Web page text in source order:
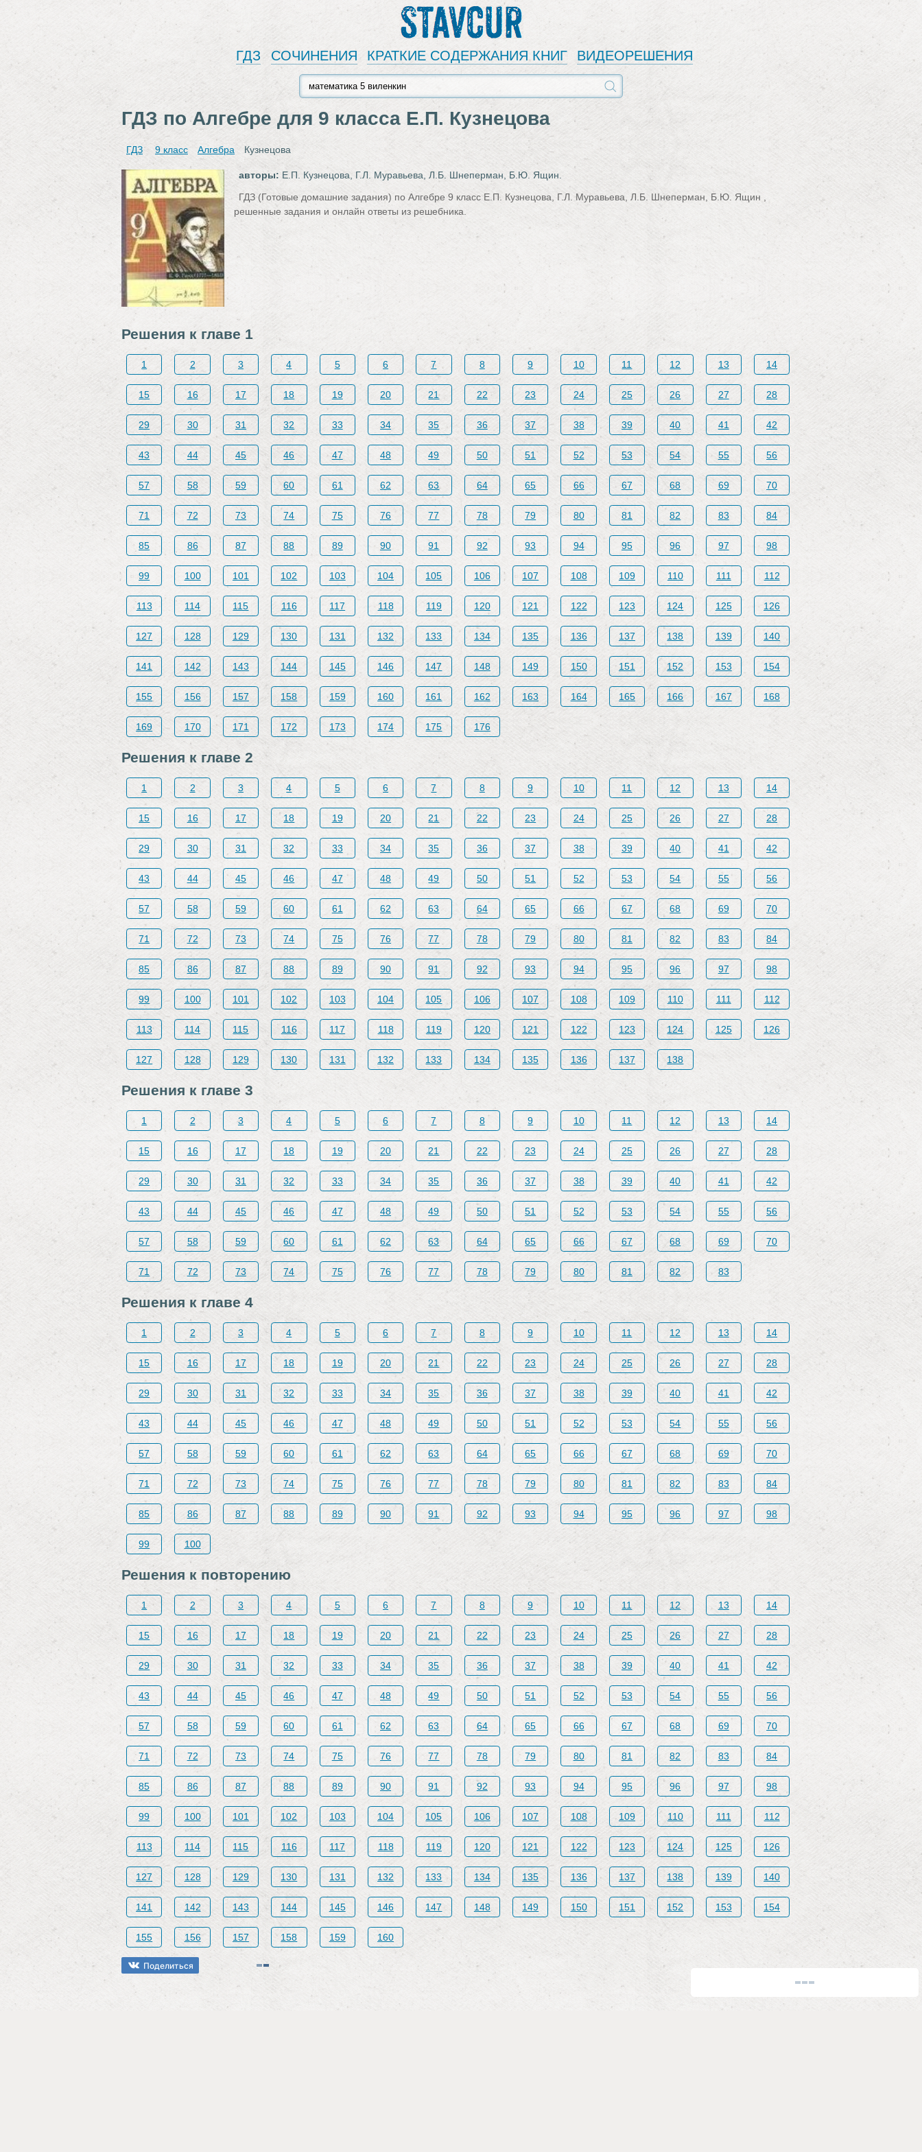
Stavcur
ГДЗ СОЧИНЕНИЯ КРАТКИЕ СОДЕРЖАНИЯ КНИГ ВИДЕОРЕШЕНИЯ
ГДЗ по Алгебре для 9 класса Е.П. Кузнецова
ГДЗ 9 класс Алгебра Кузнецова
авторы: Е.П. Кузнецова, Г.Л. Муравьева, Л.Б. Шнеперман, Б.Ю. Ящин.
ГДЗ (Готовые домашние задания) по Алгебре 9 класс Е.П. Кузнецова, Г.Л. Муравьева, Л.Б. Шнеперман, Б.Ю. Ящин ,
решенные задания и онлайн ответы из решебника.
Решения к главе 1
1 2 3 4 5 6 7 8 9 10 11 12 13 14
15 16 17 18 19 20 21 22 23 24 25 26 27 28
29 30 31 32 33 34 35 36 37 38 39 40 41 42
43 44 45 46 47 48 49 50 51 52 53 54 55 56
57 58 59 60 61 62 63 64 65 66 67 68 69 70
71 72 73 74 75 76 77 78 79 80 81 82 83 84
85 86 87 88 89 90 91 92 93 94 95 96 97 98
99 100 101 102 103 104 105 106 107 108 109 110 111 112
113 114 115 116 117 118 119 120 121 122 123 124 125 126
127 128 129 130 131 132 133 134 135 136 137 138 139 140
141 142 143 144 145 146 147 148 149 150 151 152 153 154
155 156 157 158 159 160 161 162 163 164 165 166 167 168
169 170 171 172 173 174 175 176
Решения к главе 2
1 2 3 4 5 6 7 8 9 10 11 12 13 14
15 16 17 18 19 20 21 22 23 24 25 26 27 28
29 30 31 32 33 34 35 36 37 38 39 40 41 42
43 44 45 46 47 48 49 50 51 52 53 54 55 56
57 58 59 60 61 62 63 64 65 66 67 68 69 70
71 72 73 74 75 76 77 78 79 80 81 82 83 84
85 86 87 88 89 90 91 92 93 94 95 96 97 98
99 100 101 102 103 104 105 106 107 108 109 110 111 112
113 114 115 116 117 118 119 120 121 122 123 124 125 126
127 128 129 130 131 132 133 134 135 136 137 138
Решения к главе 3
1 2 3 4 5 6 7 8 9 10 11 12 13 14
15 16 17 18 19 20 21 22 23 24 25 26 27 28
29 30 31 32 33 34 35 36 37 38 39 40 41 42
43 44 45 46 47 48 49 50 51 52 53 54 55 56
57 58 59 60 61 62 63 64 65 66 67 68 69 70
71 72 73 74 75 76 77 78 79 80 81 82 83
Решения к главе 4
1 2 3 4 5 6 7 8 9 10 11 12 13 14
15 16 17 18 19 20 21 22 23 24 25 26 27 28
29 30 31 32 33 34 35 36 37 38 39 40 41 42
43 44 45 46 47 48 49 50 51 52 53 54 55 56
57 58 59 60 61 62 63 64 65 66 67 68 69 70
71 72 73 74 75 76 77 78 79 80 81 82 83 84
85 86 87 88 89 90 91 92 93 94 95 96 97 98
99 100
Решения к повторению
1 2 3 4 5 6 7 8 9 10 11 12 13 14
15 16 17 18 19 20 21 22 23 24 25 26 27 28
29 30 31 32 33 34 35 36 37 38 39 40 41 42
43 44 45 46 47 48 49 50 51 52 53 54 55 56
57 58 59 60 61 62 63 64 65 66 67 68 69 70
71 72 73 74 75 76 77 78 79 80 81 82 83 84
85 86 87 88 89 90 91 92 93 94 95 96 97 98
99 100 101 102 103 104 105 106 107 108 109 110 111 112
113 114 115 116 117 118 119 120 121 122 123 124 125 126
127 128 129 130 131 132 133 134 135 136 137 138 139 140
141 142 143 144 145 146 147 148 149 150 151 152 153 154
155 156 157 158 159 160
Поделиться